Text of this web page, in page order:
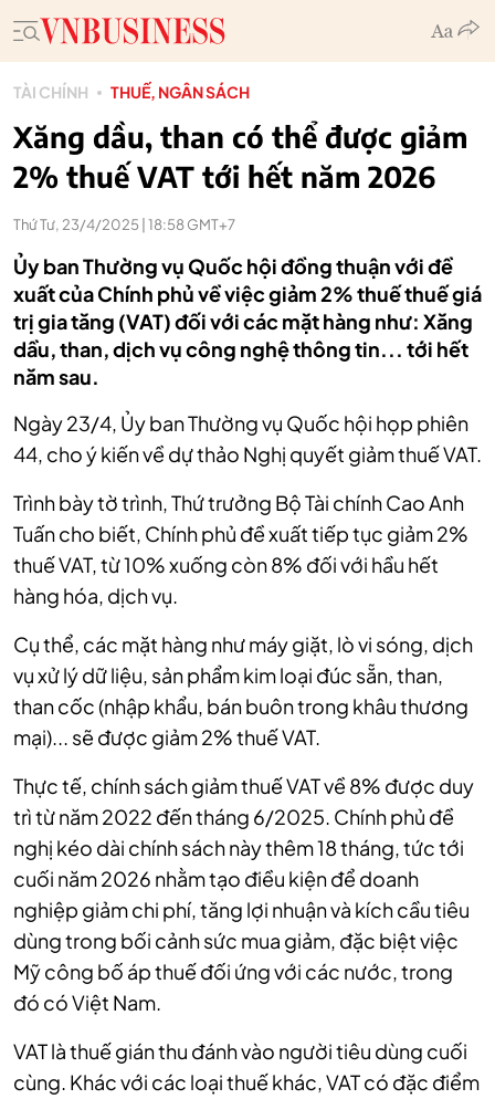
TÀI CHÍNH THUẾ, NGÂN SÁCH
Xăng dầu, than có thể được giảm
2% thuế VAT tới hết năm 2026
Thứ Tư, 23/4/2025 | 18:58 GMT+7
Ủy ban Thường vụ Quốc hội đồng thuận với đề
xuất của Chính phủ về việc giảm 2% thuế thuế giá
trị gia tăng (VAT) đối với các mặt hàng như: Xăng
dầu, than, dịch vụ công nghệ thông tin... tới hết
năm sau.
Ngày 23/4, Ủy ban Thường vụ Quốc hội họp phiên
44, cho ý kiến về dự thảo Nghị quyết giảm thuế VAT.
Trình bày tờ trình, Thứ trưởng Bộ Tài chính Cao Anh
Tuấn cho biết, Chính phủ đề xuất tiếp tục giảm 2%
thuế VAT, từ 10% xuống còn 8% đối với hầu hết
hàng hóa, dịch vụ.
Cụ thể, các mặt hàng như máy giặt, lò vi sóng, dịch
vụ xử lý dữ liệu, sản phẩm kim loại đúc sẵn, than,
than cốc (nhập khẩu, bán buôn trong khâu thương
mại)... sẽ được giảm 2% thuế VAT.
Thực tế, chính sách giảm thuế VAT về 8% được duy
trì từ năm 2022 đến tháng 6/2025. Chính phủ đề
nghị kéo dài chính sách này thêm 18 tháng, tức tới
cuối năm 2026 nhằm tạo điều kiện để doanh
nghiệp giảm chi phí, tăng lợi nhuận và kích cầu tiêu
dùng trong bối cảnh sức mua giảm, đặc biệt việc
Mỹ công bố áp thuế đối ứng với các nước, trong
đó có Việt Nam.
VAT là thuế gián thu đánh vào người tiêu dùng cuối
cùng. Khác với các loại thuế khác, VAT có đặc điểm